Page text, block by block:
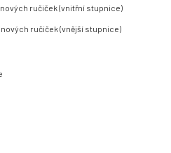
ručiček (vnitřní stupnice)
ručiček (vnější stupnice)